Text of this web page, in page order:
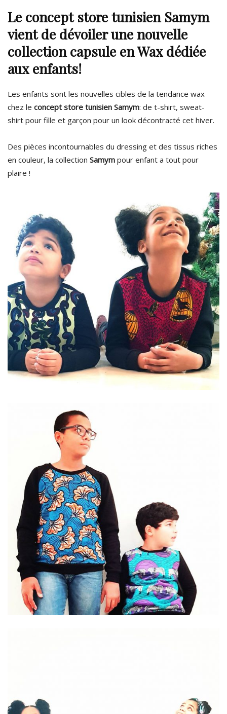
Leconcept store tunisien Samym
vient de dévoiler une nouvelle
collection capsule en Wax dédiée
aux enfants!
Les enfants sont les nouvelles cibles de la tendance wax
chez le concept store tunisien Samym: de t-shirt, sweat-
shirt pour fille et garçon pour un look décontracté cet hiver.
Des pièces incontournables du dressing et des tissus riches
en couleur, la collection Samym pour enfant a tout pour
plaire !